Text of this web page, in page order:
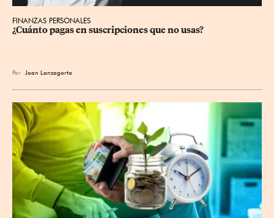
FINANZAS PERSONALES
¿Cuánto pagas en suscripciones que no usas?
Por Joan Lanzagorta